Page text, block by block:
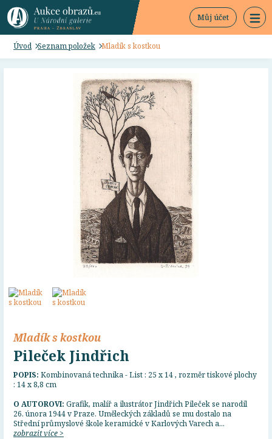
Můj účet
Úvod Seznam položek Mladík s kostkou
Mladík s kostkou
Pileček Jindřich
POPIS: Kombinovaná technika - List : 25 x 14 , rozměr tiskové plochy
: 14 x 8,8 cm
O AUTOROVI: Grafik, malíř a ilustrátor Jindřich Pileček se narodil
26. února 1944 v Praze. Uměleckých základů se mu dostalo na
Střední průmyslové škole keramické v Karlových Varech a...
zobrazit více >